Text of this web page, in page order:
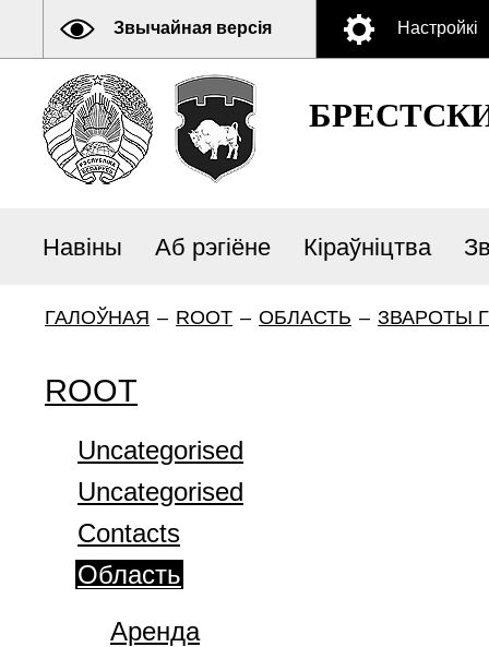
Звычайная версія Настройкі
Навіны Аб рэгіёне Кіраўніцтва
ГАЛОЎНАЯ – ROOT – ОБЛАСТЬ – ЗВАРОТЫ
ROOT
Uncategorised
Uncategorised
Contacts
Область
Аренда